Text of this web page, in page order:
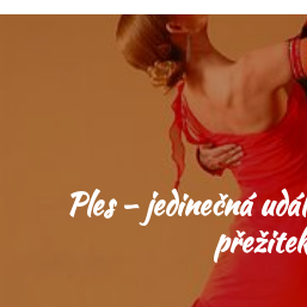
Ples – jedinečná